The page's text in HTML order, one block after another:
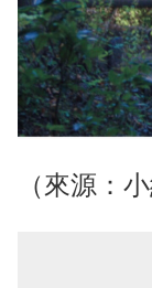
（來源：